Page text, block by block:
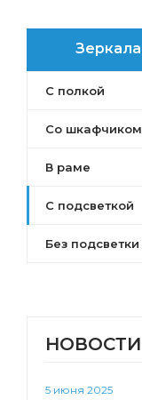
Зеркала
С полкой
Со шкафчиком
В раме
С подсветкой
Без подсветки
НОВОСТИ
5 июня 2025